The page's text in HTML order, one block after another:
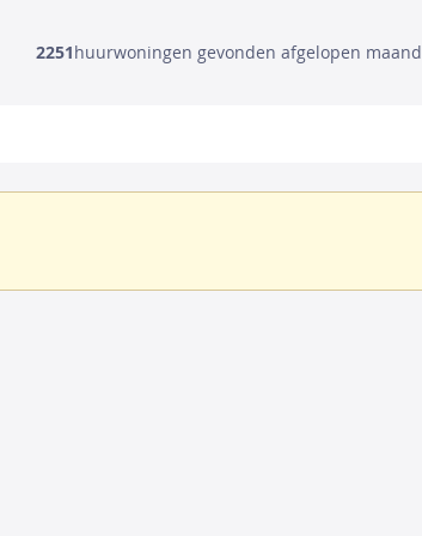
2251huurwoningen gevonden afgelopen maand